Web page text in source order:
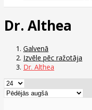
Dr. Althea
Galvenā
Izvēle pēc ražotāja
Dr. Althea